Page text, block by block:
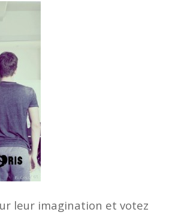
leur imagination et votez